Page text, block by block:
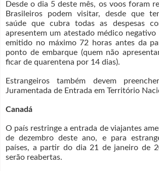
Desde o dia 5 deste mês, os voos foram
Brasileiros podem visitar, desde que
saúde que cubra todas as despesas
apresentem um atestado médico negativo
emitido no máximo 72 horas antes da
ponto de embarque (quem não
ficar de quarentena por 14 dias).
Estrangeiros também devem
Juramentada de Entrada em Território
Canadá
O país restringe a entrada de viajantes
de dezembro deste ano, e para
países, a partir do dia 21 de janeiro de
serão reabertas.